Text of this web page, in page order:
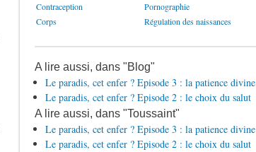
Contraception
Pornographie
Corps
Régulation des naissances
A lire aussi, dans "Blog"
Le paradis, cet enfer ? Episode 3 : la patience divine
Le paradis, cet enfer ? Episode 2 : le choix du salut
A lire aussi, dans "Toussaint"
Le paradis, cet enfer ? Episode 3 : la patience divine
Le paradis, cet enfer ? Episode 2 : le choix du salut